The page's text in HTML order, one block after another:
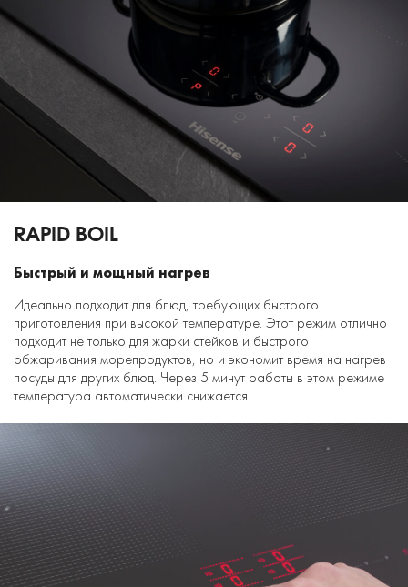
RAPID BOIL
Быстрый и мощный нагрев
Идеально подходит для блюд, требующих быстрого
приготовления при высокой температуре. Этот режим отлично
подходит не только для жарки стейков и быстрого
обжаривания морепродуктов, но и экономит время на нагрев
посуды для других блюд. Через 5 минут работы в этом режиме
температура автоматически снижается.